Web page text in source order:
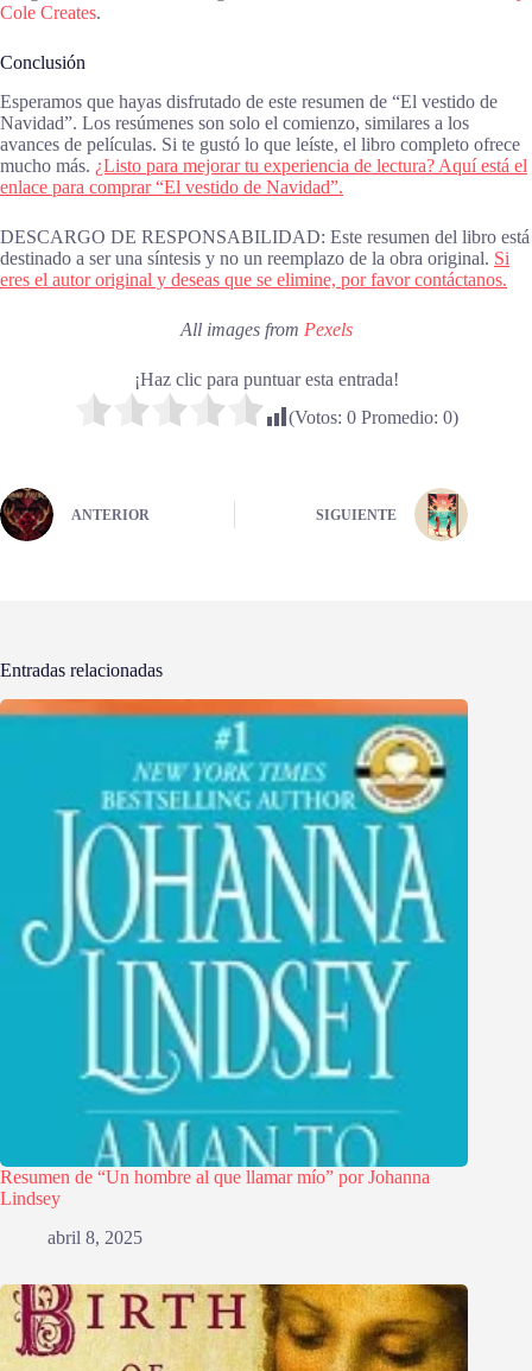
Cole Creates.
Conclusión
Esperamos que hayas disfrutado de este resumen de “El vestido de
Navidad”. Los resúmenes son solo el comienzo, similares a los
avances de películas. Si te gustó lo que leíste, el libro completo ofrece
mucho más. ¿Listo para mejorar tu experiencia de lectura? Aquí está el
enlace para comprar “El vestido de Navidad”.
DESCARGO DE RESPONSABILIDAD: Este resumen del libro está
destinado a ser una síntesis y no un reemplazo de la obra original. Si
eres el autor original y deseas que se elimine, por favor contáctanos.
All images from Pexels
¡Haz clic para puntuar esta entrada!
(Votos: 0Promedio: 0)
ANTERIOR SIGUIENTE
Entradas relacionadas
Resumen de “Un hombre al que llamar mío” por Johanna
Lindsey
abril 8, 2025